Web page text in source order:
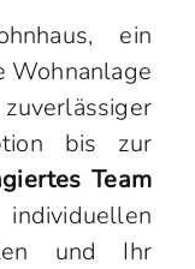
ein
Wohnanlage
bis zur
Team
und Ihr